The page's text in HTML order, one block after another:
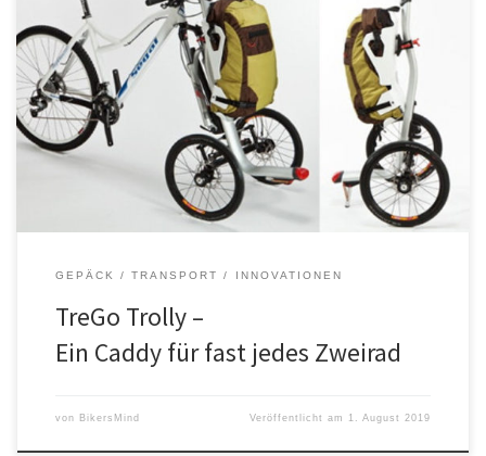
Ein Einkaufscaddy für fast jedes Zweirad.
GEPÄCK / TRANSPORT INNOVATIONEN
TreGo Trolly –
Ein Caddy für fast jedes Zweirad
von BikersMind Veröffentlicht am 1. August 2019